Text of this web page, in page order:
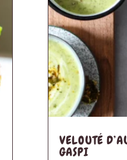
VELOUTÉ
GASPI